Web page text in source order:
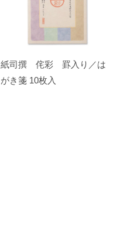
紙司撰 侘彩 罫入り／は
がき箋 10枚入